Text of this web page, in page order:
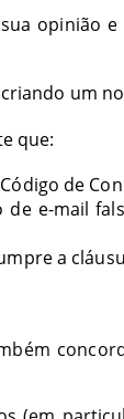
opinião e
um
que:
de
e-mail
a